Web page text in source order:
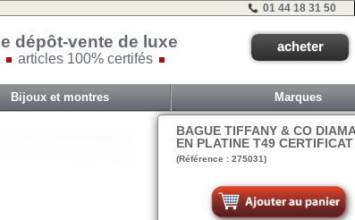
01 44 18 31 50
le dépôt-vente de luxe
articles 100% certifés
acheter
Bijoux et montres Marques
BAGUE TIFFANY & CO
EN PLATINE T49
(Référence : 275031)